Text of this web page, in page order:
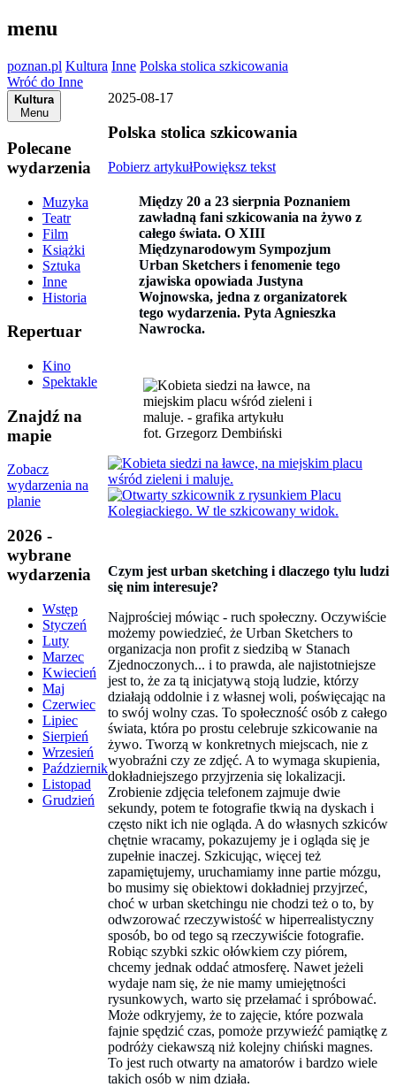
menu
poznan.pl Kultura Inne Polska stolica szkicowania
Wróć do Inne
Kultura
Menu
Polecane
wydarzenia
Muzyka
Teatr
Film
Książki
Sztuka
Inne
Historia
Repertuar
Kino
Spektakle
Znajdź na
mapie
Zobacz
wydarzenia na
planie
2026 -
wybrane
wydarzenia
Wstęp
Styczeń
Luty
Marzec
Kwiecień
Maj
Czerwiec
Lipiec
Sierpień
Wrzesień
Październik
Listopad
Grudzień
2025-08-17
Polska stolica szkicowania
Pobierz artykułPowiększ tekst
Między 20 a 23 sierpnia Poznaniem
zawładną fani szkicowania na żywo z
całego świata. O XIII
Międzynarodowym Sympozjum
Urban Sketchers i fenomenie tego
zjawiska opowiada Justyna
Wojnowska, jedna z organizatorek
tego wydarzenia. Pyta Agnieszka
Nawrocka.
fot. Grzegorz Dembiński
Czym jest urban sketching i dlaczego tylu ludzi
się nim interesuje?
Najprościej mówiąc - ruch społeczny. Oczywiście
możemy powiedzieć, że Urban Sketchers to
organizacja non profit z siedzibą w Stanach
Zjednoczonych... i to prawda, ale najistotniejsze
jest to, że za tą inicjatywą stoją ludzie, którzy
działają oddolnie i z własnej woli, poświęcając na
to swój wolny czas. To społeczność osób z całego
świata, która po prostu celebruje szkicowanie na
żywo. Tworzą w konkretnych miejscach, nie z
wyobraźni czy ze zdjęć. A to wymaga skupienia,
dokładniejszego przyjrzenia się lokalizacji.
Zrobienie zdjęcia telefonem zajmuje dwie
sekundy, potem te fotografie tkwią na dyskach i
często nikt ich nie ogląda. A do własnych szkiców
chętnie wracamy, pokazujemy je i ogląda się je
zupełnie inaczej. Szkicując, więcej też
zapamiętujemy, uruchamiamy inne partie mózgu,
bo musimy się obiektowi dokładniej przyjrzeć,
choć w urban sketchingu nie chodzi też o to, by
odwzorować rzeczywistość w hiperrealistyczny
sposób, bo od tego są rzeczywiście fotografie.
Robiąc szybki szkic ołówkiem czy piórem,
chcemy jednak oddać atmosferę. Nawet jeżeli
wydaje nam się, że nie mamy umiejętności
rysunkowych, warto się przełamać i spróbować.
Może odkryjemy, że to zajęcie, które pozwala
fajnie spędzić czas, pomoże przywieźć pamiątkę z
podróży ciekawszą niż kolejny chiński magnes.
To jest ruch otwarty na amatorów i bardzo wiele
takich osób w nim działa.